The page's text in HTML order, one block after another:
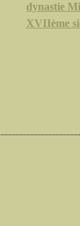
dynastie
XVIIème